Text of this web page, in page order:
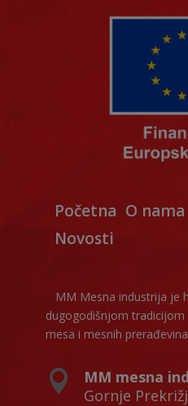
Početna O nama
Novosti
MM Mesna industrija je
dugogodišnjom
mesa i mesnih

MM mesna
Gornje